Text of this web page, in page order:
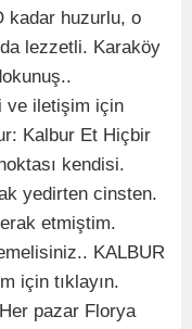
kadar huzurlu, o
lezzetli. Karaköy
ve iletişim için
Kalbur Et Hiçbir
kendisi.
yedirten cinsten.
etmiştim.
KALBUR
için tıklayın.
pazar Florya